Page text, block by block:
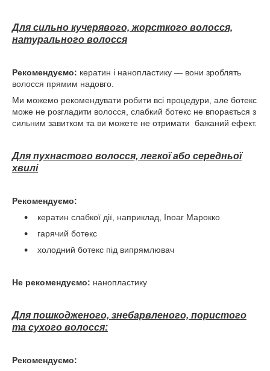
Для сильно кучерявого, жорсткого волосся,
натурального волосся
Рекомендуємо: кератин і нанопластику — вони зроблять
волосся прямим надовго.
Ми можемо рекомендувати робити всі процедури, але ботекс
може не розгладити волосся, слабкий ботекс не впорається з
сильним завитком та ви можете не отримати бажаний ефект.
Для пухнастого волосся, легкої або середньої
хвилі
Рекомендуємо:
кератин слабкої дії, наприклад, Inoar Марокко
гарячий ботекс
холодний ботекс під випрямлювач
Не рекомендуємо: нанопластику
Для пошкодженого, знебарвленого, пористого
та сухого волосся:
Рекомендуємо: